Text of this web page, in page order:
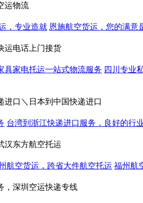
运物流
，专业造就 恩施航空货运，您的满意
运电话上门接货
具家电托运一站式物流服务 四川专业
进口＼日本到中国快递进口
台湾到浙江快递进口服务，良好的行
汉东方航空托运
航空货运，跨省大件航空托运 福州航
，深圳空运快递专线